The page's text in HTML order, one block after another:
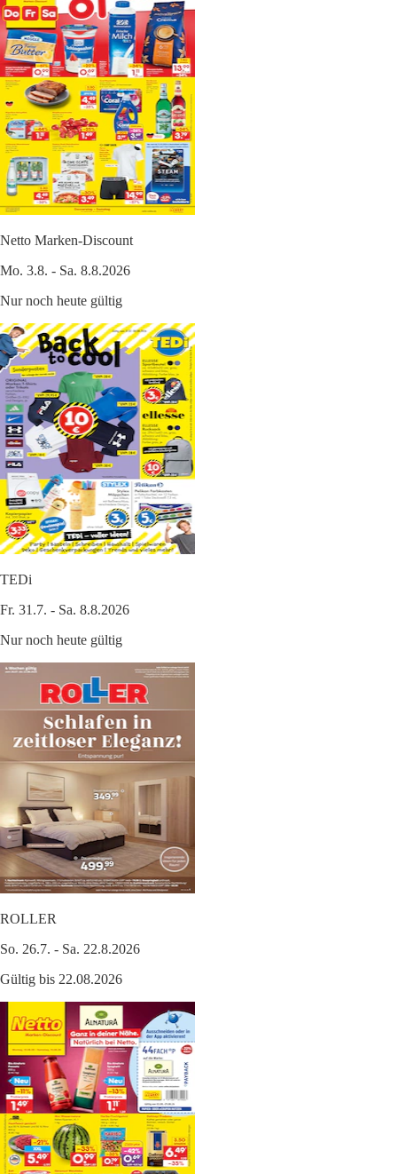
Netto Marken-Discount
Mo. 3.8. - Sa. 8.8.2026
Nur noch heute gültig
TEDi
Fr. 31.7. - Sa. 8.8.2026
Nur noch heute gültig
ROLLER
So. 26.7. - Sa. 22.8.2026
Gültig bis 22.08.2026